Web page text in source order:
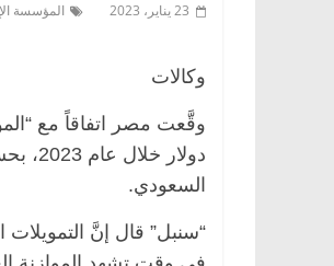
23 يناير، 2023 المؤسسة
وكالات
السعودي.
“سنبل” قال إنَّ التمويلات